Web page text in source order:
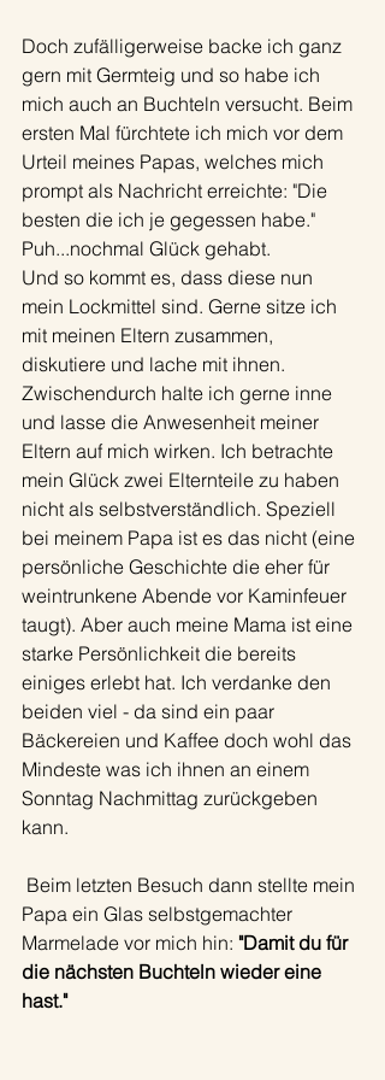
Doch zufälligerweise backe ich ganz
gern mit Germteig und so habe ich
mich auch an Buchteln versucht. Beim
ersten Mal fürchtete ich mich vor dem
Urteil meines Papas, welches mich
prompt als Nachricht erreichte: "Die
besten die ich je gegessen habe."
Puh...nochmal Glück gehabt.
Und so kommt es, dass diese nun
mein Lockmittel sind. Gerne sitze ich
mit meinen Eltern zusammen,
diskutiere und lache mit ihnen.
Zwischendurch halte ich gerne inne
und lasse die Anwesenheit meiner
Eltern auf mich wirken. Ich betrachte
mein Glück zwei Elternteile zu haben
nicht als selbstverständlich. Speziell
bei meinem Papa ist es das nicht (eine
persönliche Geschichte die eher für
weintrunkene Abende vor Kaminfeuer
taugt). Aber auch meine Mama ist eine
starke Persönlichkeit die bereits
einiges erlebt hat. Ich verdanke den
beiden viel - da sind ein paar
Bäckereien und Kaffee doch wohl das
Mindeste was ich ihnen an einem
Sonntag Nachmittag zurückgeben
kann.
Papa ein Glas selbstgemachter
Marmelade vor mich hin: "Damit du für
die nächsten Buchteln wieder eine
hast."